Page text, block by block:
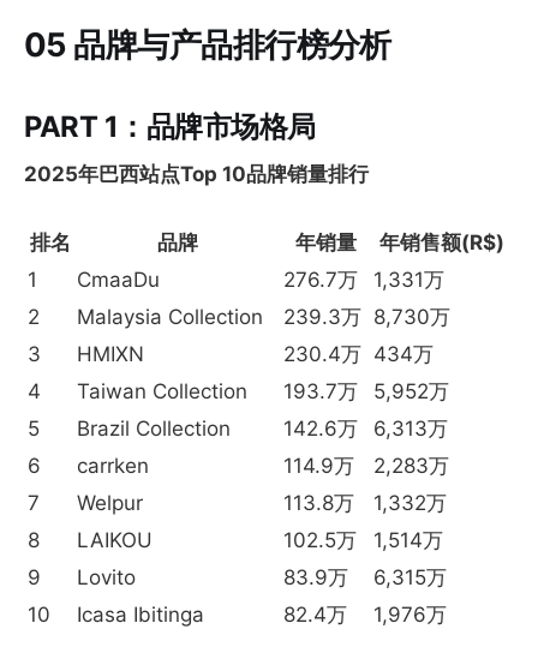
05 品牌与产品排行榜分析
PART 1：品牌市场格局
2025年巴西站点Top 10品牌销量排行
排名 品牌 年销量
年销售额(R$)
1
CmaaDu 276.7万
1,331万
2
Malaysia Collection 239.3万 8,730万
3
HMIXN 230.4万 434万
4
Taiwan Collection 193.7万
5,952万
5
Brazil Collection 142.6万
6,313万
6
carrken 114.9万
2,283万
7
Welpur 113.8万
1,332万
8
LAIKOU 102.5万
1,514万
9
Lovito 83.9万
6,315万
10
Icasa Ibitinga 82.4万 1,976万